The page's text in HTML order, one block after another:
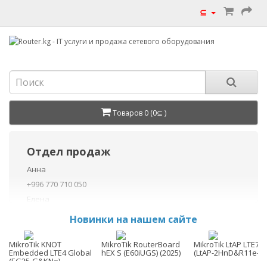
⊆
Товаров 0 (0⊆ )
Отдел продаж
Анна
+996 770 710 050
Елена
+996 770 710 040
+996 755 710 050
Данил
+996 775 710 060
Новинки на нашем сайте
MikroTik KNOT
Embedded LTE4 Global
MikroTik RouterBoard
hEX S (E60iUGS) (2025)
MikroTik LtAP LTE7
(LtAP-2HnD&R11e-